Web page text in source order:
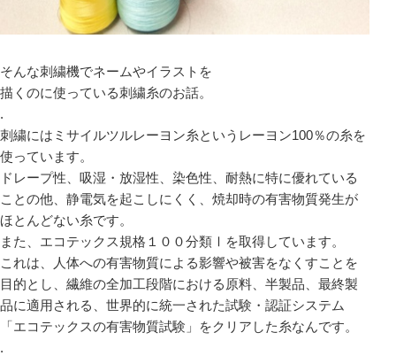
そんな刺繍機でネームやイラストを
描くのに使っている刺繍糸のお話。
.
刺繍にはミサイルツルレーヨン糸というレーヨン100％の糸を
使っています。
ドレープ性、吸湿・放湿性、染色性、耐熱に特に優れている
ことの他、静電気を起こしにくく、焼却時の有害物質発生が
ほとんどない糸です。
また、エコテックス規格１００分類Ⅰを取得しています。
これは、人体への有害物質による影響や被害をなくすことを
目的とし、繊維の全加工段階における原料、半製品、最終製
品に適用される、世界的に統一された試験・認証システム
「エコテックスの有害物質試験」をクリアした糸なんです。
.